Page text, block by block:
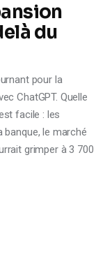
du
pour la
ChatGPT. Quelle
facile : les
banque, le marché
grimper à 3 700